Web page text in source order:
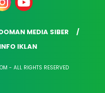
MEDIA SIBER
INFO IKLAN
- ALL RIGHTS RESERVED